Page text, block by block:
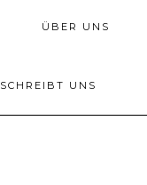
ÜBER UNS
SCHREIBT UNS